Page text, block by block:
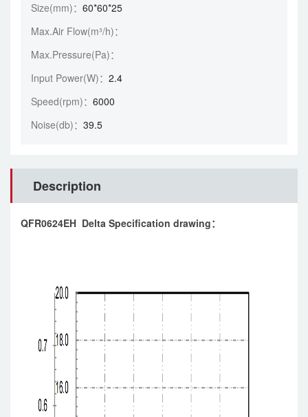
Size(mm)： 60*60*25
Max.Air Flow(m³/h)：
Max.Pressure(Pa)：
Input Power(W)： 2.4
Speed(rpm)： 6000
Noise(db)： 39.5
Description
QFR0624EH Delta Specification drawing：